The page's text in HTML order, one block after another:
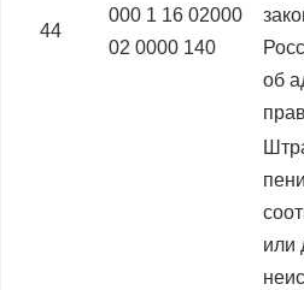
44
000 1 16 02000
02 0000 140
об
или